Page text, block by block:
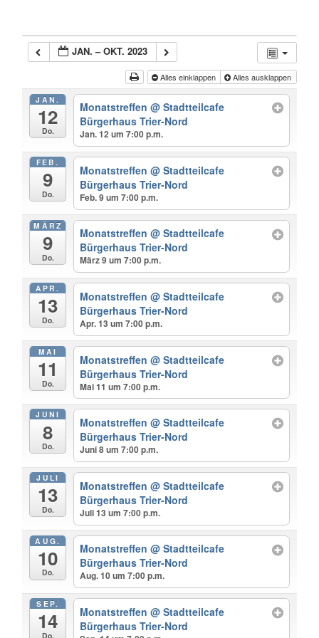
JAN. – OKT. 2023
Alles einklappen Alles ausklappen
JAN.
12
Do.
Monatstreffen @ Stadtteilcafe
Bürgerhaus Trier-Nord
Jan. 12 um 7:00 p.m.
FEB.
9
Do.
Monatstreffen @ Stadtteilcafe
Bürgerhaus Trier-Nord
Feb. 9 um 7:00 p.m.
MÄRZ
9
Do.
Monatstreffen @ Stadtteilcafe
Bürgerhaus Trier-Nord
März 9 um 7:00 p.m.
APR.
13
Do.
Monatstreffen @ Stadtteilcafe
Bürgerhaus Trier-Nord
Apr. 13 um 7:00 p.m.
MAI
11
Do.
Monatstreffen @ Stadtteilcafe
Bürgerhaus Trier-Nord
Mai 11 um 7:00 p.m.
JUNI
8
Do.
Monatstreffen @ Stadtteilcafe
Bürgerhaus Trier-Nord
Juni 8 um 7:00 p.m.
JULI
13
Do.
Monatstreffen @ Stadtteilcafe
Bürgerhaus Trier-Nord
Juli 13 um 7:00 p.m.
AUG.
10
Do.
Monatstreffen @ Stadtteilcafe
Bürgerhaus Trier-Nord
Aug. 10 um 7:00 p.m.
SEP.
14
Do.
Monatstreffen @ Stadtteilcafe
Bürgerhaus Trier-Nord